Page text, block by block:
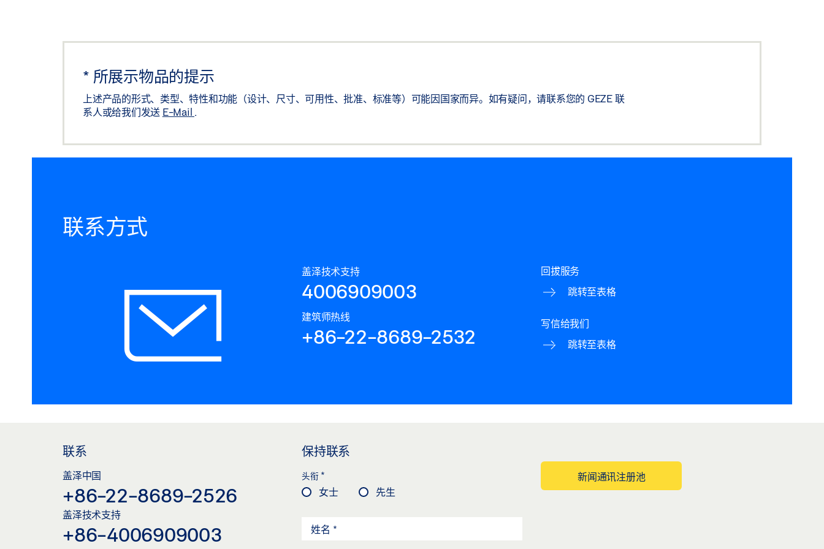
* 所展示物品的提示
上述产品的形式、类型、特性和功能（设计、尺寸、可用性、批准、标准等）可能因国家而异。如有疑问，请联系您的 GEZE 联
系人或给我们发送 E-Mail
联系方式
盖泽技术支持
4006909003
建筑师热线
+86-22-8689-2532
回拔服务
跳转至表格
写信给我们
跳转至表格
联系
盖泽中国
+86-22-8689-2526
盖泽技术支持
+86-4006909003
保持联系
头衔 *
女士
先生
新闻通讯注册池